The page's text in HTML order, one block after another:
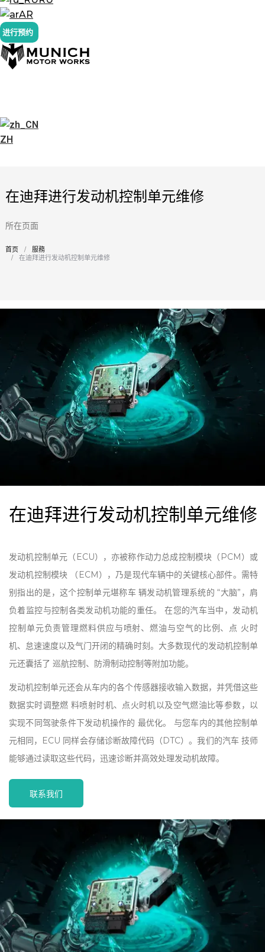
AR
进行预约
ZH
在迪拜进行发动机控制单元维修
所在页面
您在这里：
首页
服務
在迪拜进行发动机控制单元维修
在迪拜进行发动机控制单元维修
发动机控制单元（ECU），亦被称作动力总成控制模块（PCM）或
发动机控制模块 （ECM），乃是现代车辆中的关键核心部件。需特
别指出的是，这个控制单元堪称车 辆发动机管理系统的 “大脑”，肩
负着监控与控制各类发动机功能的重任。 在您的汽车当中，发动机
控制单元负责管理燃料供应与喷射、燃油与空气的比例、点 火时
机、怠速速度以及气门开闭的精确时刻。大多数现代的发动机控制单
元还囊括了 巡航控制、防滑制动控制等附加功能。
发动机控制单元还会从车内的各个传感器接收输入数据，并凭借这些
数据实时调整燃 料喷射时机、点火时机以及空气燃油比等参数，以
实现不同驾驶条件下发动机操作的 最优化。 与您车内的其他控制单
元相同，ECU 同样会存储诊断故障代码（DTC）。我们的汽车 技师
能够通过读取这些代码，迅速诊断并高效处理发动机故障。
联系我们